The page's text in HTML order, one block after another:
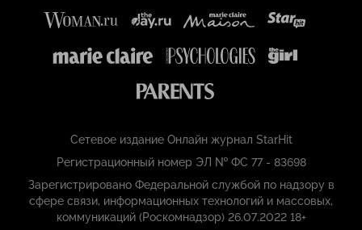
Сетевое издание Онлайн журнал StarHit
Регистрационный номер ЭЛ № ФС 77 - 83698
Зарегистрировано Федеральной службой по надзору в
сфере связи, информационных технологий и массовых,
коммуникаций (Роскомнадзор) 26.07.2022 18+